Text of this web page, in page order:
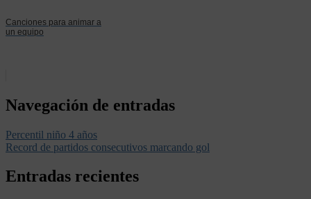
Canciones para animar a
un equipo
Navegación de entradas
Percentil niño 4 años
Record de partidos consecutivos marcando gol
Entradas recientes